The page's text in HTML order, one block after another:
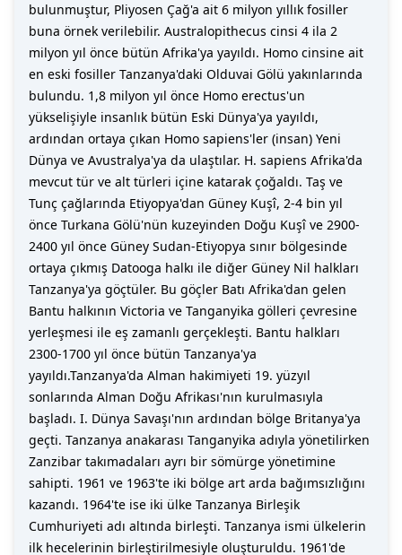
bulunmuştur, Pliyosen Çağ'a ait 6 milyon yıllık fosiller
buna örnek verilebilir. Australopithecus cinsi 4 ila 2
milyon yıl önce bütün Afrika'ya yayıldı. Homo cinsine ait
en eski fosiller Tanzanya'daki Olduvai Gölü yakınlarında
bulundu. 1,8 milyon yıl önce Homo erectus'un
yükselişiyle insanlık bütün Eski Dünya'ya yayıldı,
ardından ortaya çıkan Homo sapiens'ler (insan) Yeni
Dünya ve Avustralya'ya da ulaştılar. H. sapiens Afrika'da
mevcut tür ve alt türleri içine katarak çoğaldı. Taş ve
Tunç çağlarında Etiyopya'dan Güney Kuşî, 2-4 bin yıl
önce Turkana Gölü'nün kuzeyinden Doğu Kuşî ve 2900-
2400 yıl önce Güney Sudan-Etiyopya sınır bölgesinde
ortaya çıkmış Datooga halkı ile diğer Güney Nil halkları
Tanzanya'ya göçtüler. Bu göçler Batı Afrika'dan gelen
Bantu halkının Victoria ve Tanganyika gölleri çevresine
yerleşmesi ile eş zamanlı gerçekleşti. Bantu halkları
2300-1700 yıl önce bütün Tanzanya'ya
yayıldı.Tanzanya'da Alman hakimiyeti 19. yüzyıl
sonlarında Alman Doğu Afrikası'nın kurulmasıyla
başladı. I. Dünya Savaşı'nın ardından bölge Britanya'ya
geçti. Tanzanya anakarası Tanganyika adıyla yönetilirken
Zanzibar takımadaları ayrı bir sömürge yönetimine
sahipti. 1961 ve 1963'te iki bölge art arda bağımsızlığını
kazandı. 1964'te ise iki ülke Tanzanya Birleşik
Cumhuriyeti adı altında birleşti. Tanzanya ismi ülkelerin
ilk hecelerinin birleştirilmesiyle oluşturuldu. 1961'de